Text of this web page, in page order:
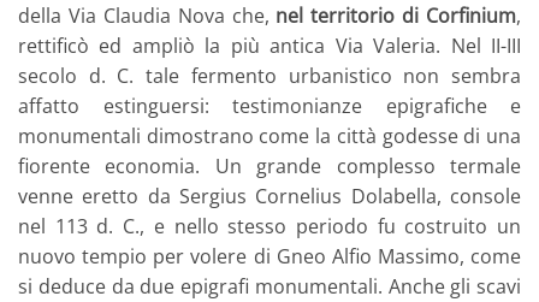
della Via Claudia Nova che, nel territorio di Corfinium,
rettificò ed ampliò la più antica Via Valeria. Nel II-III
secolo d. C. tale fermento urbanistico non sembra
affatto estinguersi: testimonianze epigrafiche e
monumentali dimostrano come la città godesse di una
fiorente economia. Un grande complesso termale
venne eretto da Sergius Cornelius Dolabella, console
nel 113 d. C., e nello stesso periodo fu costruito un
nuovo tempio per volere di Gneo Alfio Massimo, come
si deduce da due epigrafi monumentali. Anche gli scavi